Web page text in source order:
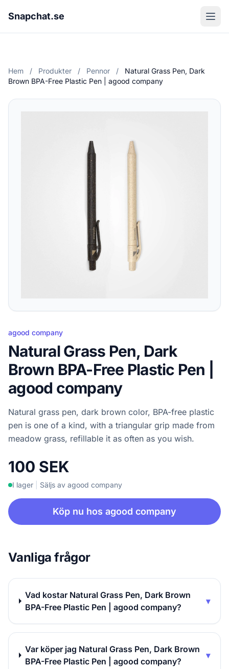
Snapchat.se
Hem / Produkter / Pennor /
Natural Grass Pen, Dark
Brown BPA-Free Plastic Pen | agood company
agood company
Natural Grass Pen, Dark
Brown BPA-Free Plastic Pen |
agood company
Natural grass pen, dark brown color, BPA-free plastic
pen is one of a kind, with a triangular grip made from
meadow grass, refillable it as often as you wish.
100 SEK
I lager Säljs av agood company
Köp nu hos agood company
Vanliga frågor
Vad kostar Natural Grass Pen, Dark Brown
BPA-Free Plastic Pen | agood company?
▾
Var köper jag Natural Grass Pen, Dark Brown
BPA-Free Plastic Pen | agood company?
▾